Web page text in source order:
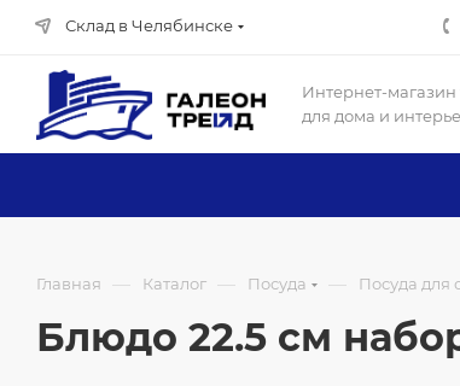
Склад в Челябинске
Интернет-магазин
для дома и
Главная — Каталог — Посуда — Посуда для
Блюдо 22.5 см